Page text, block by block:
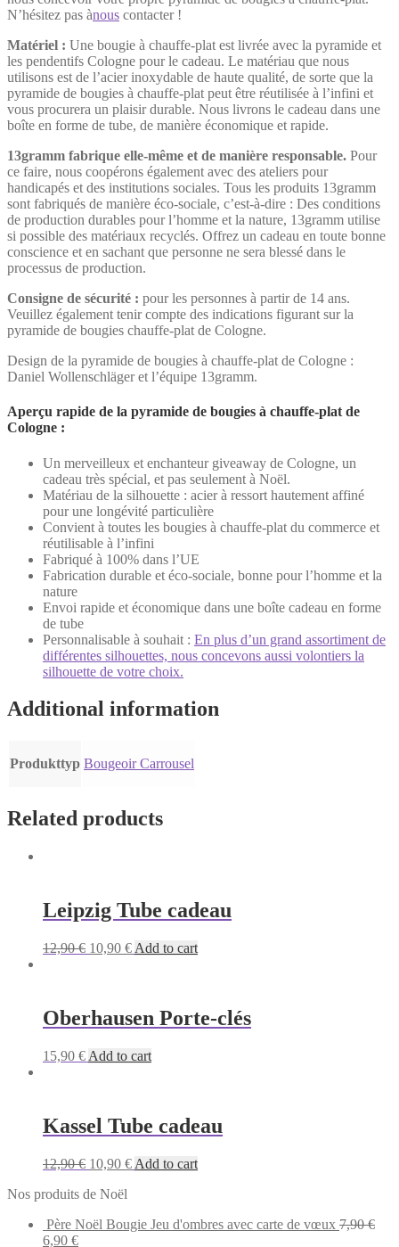
N’hésitez pas ànous contacter !
Matériel : Une bougie à chauffe-plat est livrée avec la pyramide et
les pendentifs Cologne pour le cadeau. Le matériau que nous
utilisons est de l’acier inoxydable de haute qualité, de sorte que la
pyramide de bougies à chauffe-plat peut être réutilisée à l’infini et
vous procurera un plaisir durable. Nous livrons le cadeau dans une
boîte en forme de tube, de manière économique et rapide.
13gramm fabrique elle-même et de manière responsable. Pour
ce faire, nous coopérons également avec des ateliers pour
handicapés et des institutions sociales. Tous les produits 13gramm
sont fabriqués de manière éco-sociale, c’est-à-dire : Des conditions
de production durables pour l’homme et la nature, 13gramm utilise
si possible des matériaux recyclés. Offrez un cadeau en toute bonne
conscience et en sachant que personne ne sera blessé dans le
processus de production.
Consigne de sécurité : pour les personnes à partir de 14 ans.
Veuillez également tenir compte des indications figurant sur la
pyramide de bougies chauffe-plat de Cologne.
Design de la pyramide de bougies à chauffe-plat de Cologne :
Daniel Wollenschläger et l’équipe 13gramm.
Aperçu rapide de la pyramide de bougies à chauffe-plat de
Cologne :
Un merveilleux et enchanteur giveaway de Cologne, un
cadeau très spécial, et pas seulement à Noël.
Matériau de la silhouette : acier à ressort hautement affiné
pour une longévité particulière
Convient à toutes les bougies à chauffe-plat du commerce et
réutilisable à l’infini
Fabriqué à 100% dans l’UE
Fabrication durable et éco-sociale, bonne pour l’homme et la
nature
Envoi rapide et économique dans une boîte cadeau en forme
de tube
Personnalisable à souhait : En plus d’un grand assortiment de
différentes silhouettes, nous concevons aussi volontiers la
silhouette de votre choix.
Additional information
Produkttyp Bougeoir Carrousel
Related products
Leipzig Tube cadeau
12,90€ Original
10,90 €Current
Add to cart
Oberhausen Porte-clés
15,90 € Add to cart
Kassel Tube cadeau
12,90€ Original
was:
10,90 €Current
Add to cart
Nos produits de Noël
Père Noël Bougie Jeu d'ombres avec carte de vœux 7,90€
Original
6,90 €Current